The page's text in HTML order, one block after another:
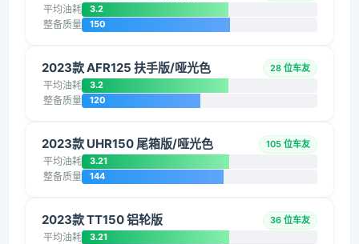
平均油耗 3.2
整备质量 150
2023款 AFR125 扶手版/哑光色 28 位车友
平均油耗 3.2
整备质量 120
2023款 UHR150 尾箱版/哑光色 105 位车友
平均油耗 3.21
整备质量 144
2023款 TT150 铝轮版 36 位车友
平均油耗 3.21